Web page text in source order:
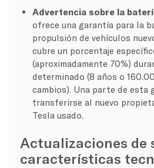
Advertencia sobre la
ofrece una garantía para la
propulsión de vehículos
cubre un porcentaje
(aproximadamente 70%)
determinado (8 años o
cambios). Una parte de esta
transferirse al nuevo
Tesla usado.
Actualizaciones de
características